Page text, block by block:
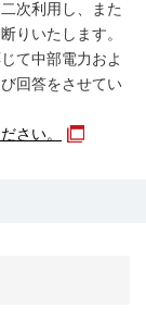
次利用し、また
りいたします。
て中部電力およ
回答をさせてい
さい。